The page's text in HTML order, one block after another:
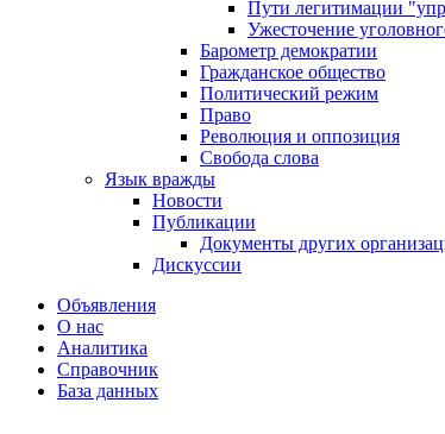
Пути легитимации
Ужесточение
Барометр демократии
Гражданское общество
Политический режим
Право
Революция и оппозиция
Свобода слова
Язык вражды
Новости
Публикации
Документы других
Дискуссии
Объявления
О нас
Аналитика
Справочник
База данных